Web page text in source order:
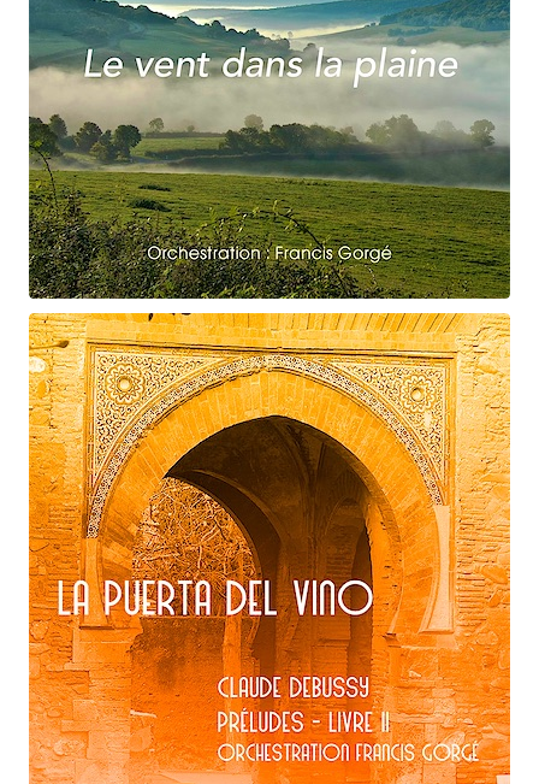
Claude Debussy
Le vent dans la plaine